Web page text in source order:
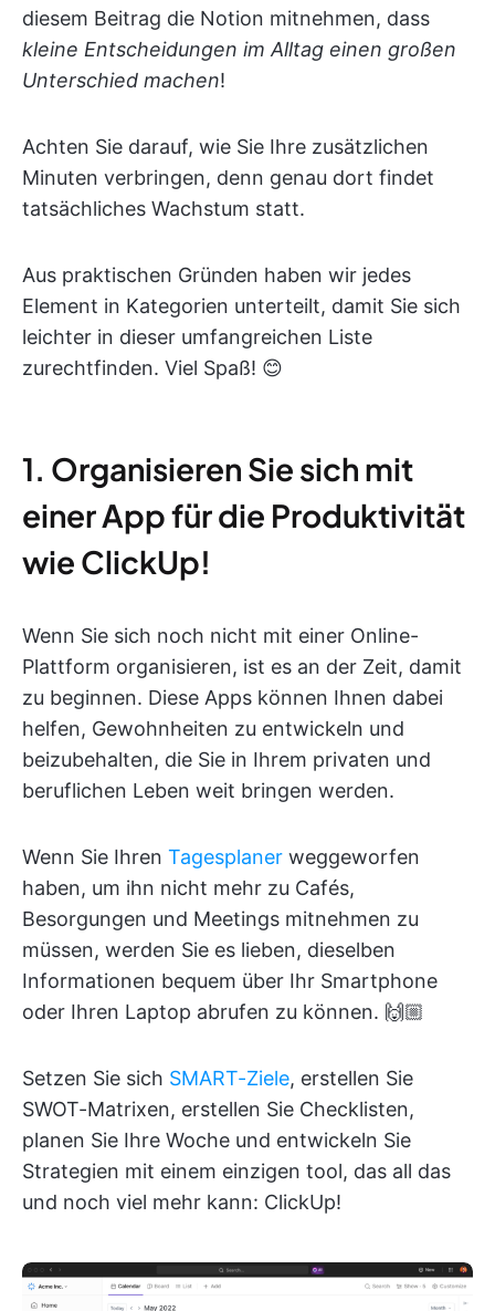
diesem Beitrag die Notion mitnehmen, dass
kleine Entscheidungen im Alltag einen großen
Unterschied machen!
Achten Sie darauf, wie Sie Ihre zusätzlichen
Minuten verbringen, denn genau dort findet
tatsächliches Wachstum statt.
Aus praktischen Gründen haben wir jedes
Element in Kategorien unterteilt, damit Sie sich
leichter in dieser umfangreichen Liste
zurechtfinden. Viel Spaß! 😊
1. Organisieren Sie sich mit
einer App für die Produktivität
wie ClickUp!
Wenn Sie sich noch nicht mit einer Online-
Plattform organisieren, ist es an der Zeit, damit
zu beginnen. Diese Apps können Ihnen dabei
helfen, Gewohnheiten zu entwickeln und
beizubehalten, die Sie in Ihrem privaten und
beruflichen Leben weit bringen werden.
Wenn Sie Ihren Tagesplaner weggeworfen
haben, um ihn nicht mehr zu Cafés,
Besorgungen und Meetings mitnehmen zu
müssen, werden Sie es lieben, dieselben
Informationen bequem über Ihr Smartphone
oder Ihren Laptop abrufen zu können. 🙌🏼
Setzen Sie sich SMART-Ziele, erstellen Sie
SWOT-Matrixen, erstellen Sie Checklisten,
planen Sie Ihre Woche und entwickeln Sie
Strategien mit einem einzigen tool, das all das
und noch viel mehr kann: ClickUp!